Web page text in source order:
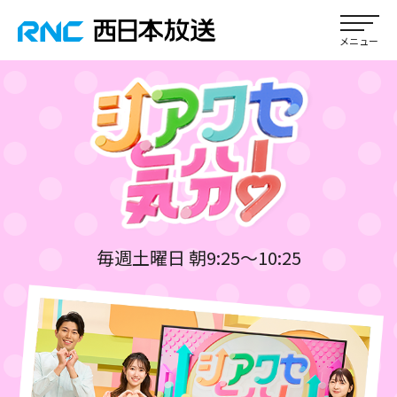
毎週土曜日 朝9:25～10:25